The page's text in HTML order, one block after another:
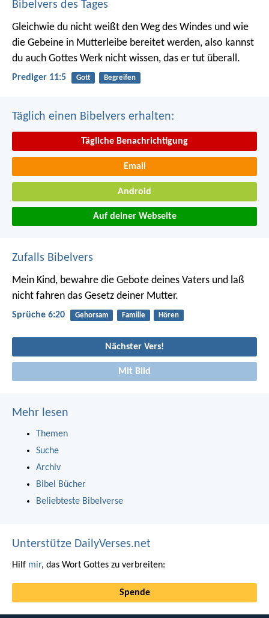
Bibelvers des Tages
Gleichwie du nicht weißt den Weg des Windes und wie
die Gebeine in Mutterleibe bereitet werden, also kannst
du auch Gottes Werk nicht wissen, das er tut überall.
Prediger 11:5 Gott Begreifen
Täglich einen Bibelvers erhalten:
Tägliche Benachrichtigung
Email
Android
Auf deiner Webseite
Zufalls Bibelvers
Mein Kind, bewahre die Gebote deines Vaters und laß
nicht fahren das Gesetz deiner Mutter.
Sprüche 6:20 Gehorsam Familie Hören
Nächster Vers!
Mit Bild
Mehr lesen
Themen
Suche
Archiv
Bibel Bücher
Beliebteste Bibelverse
Unterstütze DailyVerses.net
Hilf mir, das Wort Gottes zu verbreiten:
Spende